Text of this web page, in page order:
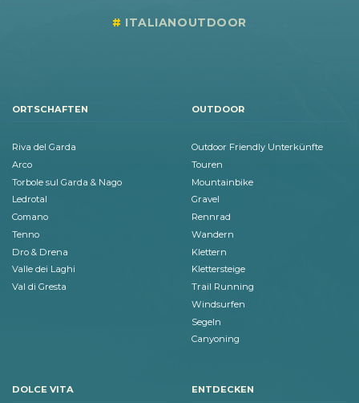
ITALIANOUTDOOR
ORTSCHAFTEN
Riva del Garda
Arco
Torbole sul Garda & Nago
Ledrotal
Comano
Tenno
Dro & Drena
Valle dei Laghi
Val di Gresta
OUTDOOR
Outdoor Friendly Unterkünfte
Touren
Mountainbike
Gravel
Rennrad
Wandern
Klettern
Klettersteige
Trail Running
Windsurfen
Segeln
Canyoning
DOLCE VITA ENTDECKEN